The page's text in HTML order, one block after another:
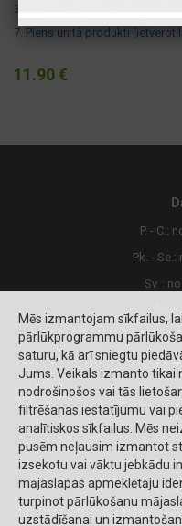
3. Olas un to produkti.
7. Piens un tā produkti (ietverot
11.90 €
P. - C.:
Pk. -
Sv. :
©
Riga (Piegāde
E-
Tel. 26677333:
Mēs izmantojam sīkfailus,
pārlūkprogrammu
saturu, kā arī sniegtu
Jums. Veikals izmanto tikai
nodrošinošos vai tās
filtrēšanas iestatījumu vai
analītiskos sīkfailus. Mēs
pusēm neļausim izmantot
izsekotu vai vāktu jebkādu
mājaslapas apmeklētāju
turpinot pārlūkošanu
uzstādīšanai un